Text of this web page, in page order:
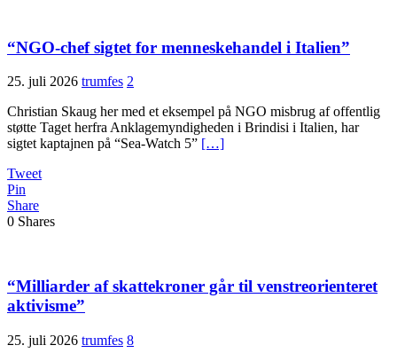
“NGO-chef sigtet for menneskehandel i Italien”
25. juli 2026 trumfes 2
Christian Skaug her med et eksempel på NGO misbrug af offentlig
støtte Taget herfra Anklagemyndigheden i Brindisi i Italien, har
sigtet kaptajnen på “Sea-Watch 5” […]
Tweet
Pin
Share
0 Shares
“Milliarder af skattekroner går til venstreorienteret
aktivisme”
25. juli 2026 trumfes 8